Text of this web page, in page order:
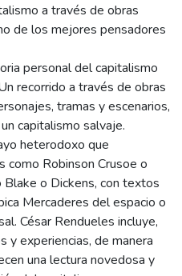
a través de obras
de los mejores pensadores
personal del capitalismo
recorrido a través de obras
tramas y escenarios,
capitalismo salvaje.
heterodoxo que
como Robinson Crusoe o
o Dickens, con textos
Mercaderes del espacio o
César Rendueles incluye,
y experiencias, de manera
una lectura novedosa y